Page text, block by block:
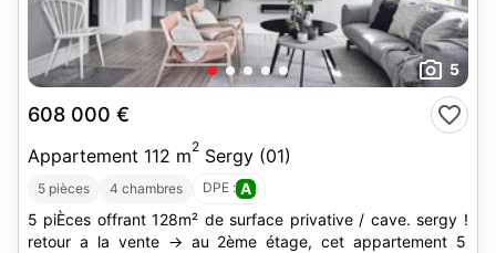
5
608 000 €
Appartement 112 m2 Sergy (01)
5 pièces 4 chambres DPE : A
5 piÈces offrant 128m² de surface privative / cave. sergy !
retour a la vente -> au 2ème étage, cet appartement 5